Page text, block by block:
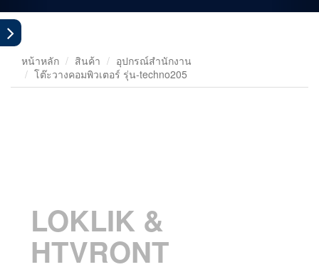
หน้าหลัก สินค้า
อุปกรณ์สำนักงาน
โต๊ะวางคอมพิวเตอร์ รุ่น-techno205
LOKLIK &
HTVRONT